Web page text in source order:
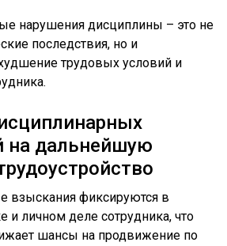
нарушения дисциплины – это не
последствия, но и
трудовых условий и
на дальнейшую
взыскания фиксируются в
и личном деле сотрудника, что
шансы на продвижение по